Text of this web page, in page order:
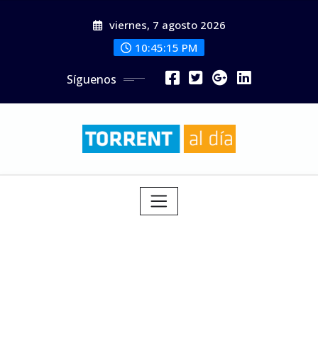
viernes, 7 agosto 2026
10:45:17 PM
Síguenos